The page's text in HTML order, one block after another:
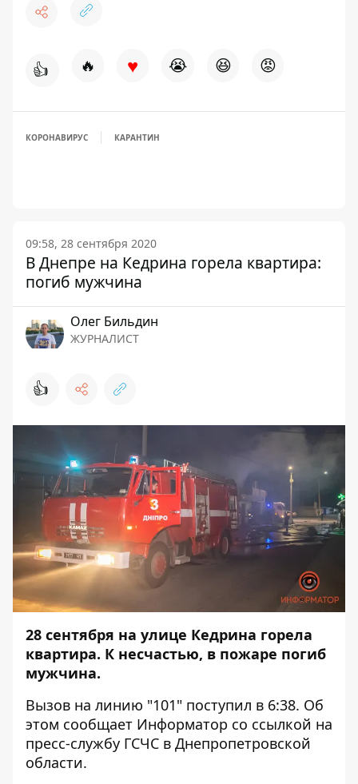
👍 🔥 ♥ 😭 😆 😡
КОРОНАВИРУС КАРАНТИН
09:58, 28 сентября 2020
В Днепре на Кедрина горела квартира:
погиб мужчина
Олег Бильдин
ЖУРНАЛИСТ
👍
28 сентября на улице Кедрина горела
квартира. К несчастью, в пожаре погиб
мужчина.
Вызов на линию "101" поступил в 6:38. Об
этом сообщает Информатор со ссылкой на
пресс-службу ГСЧС в Днепропетровской
области.